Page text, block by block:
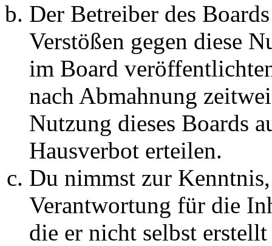
Der Betreiber des
Verstößen gegen diese
im Board
nach Abmahnung
Nutzung dieses Boards
Hausverbot erteilen.
Du nimmst zur
Verantwortung für die
die er nicht selbst